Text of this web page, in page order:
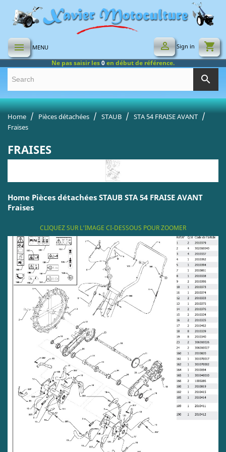
 MENU shopping_cart
 Sign in
search
Ne pas saisir les0en début de référence.
Home Pièces détachées STAUB
STA 54 FRAISE AVANT
Fraises
FRAISES
Home Pièces détachées STAUB STA 54 FRAISE AVANT
Fraises
CLIQUEZ SUR L'IMAGE CI-DESSOUS POUR ZOOMER